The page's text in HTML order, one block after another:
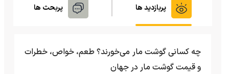
پربازدید ها پربحث ها
چه کسانی گوشت مار می‌خورند؟ طعم، خواص، خطرات
و قیمت گوشت مار در جهان